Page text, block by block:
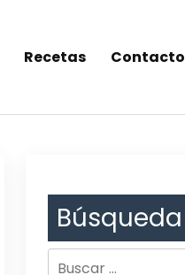
Recetas Contacto
Búsqueda